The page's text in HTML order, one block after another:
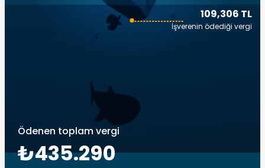
109,306 TL
İşverenin ödediği vergi
Ödenen toplam vergi
₺435.290